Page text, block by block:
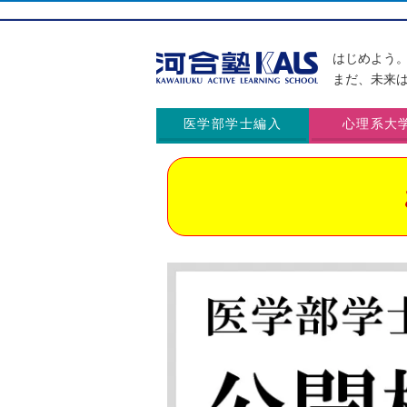
はじめよう
まだ、未来
医学部学士編入 心理系大